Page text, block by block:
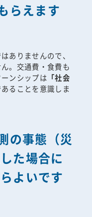
らえます
ありませんので、
。交通費・食費も
ンシップは 「社会
あることを意識しま
の事態（災
た場合に
よいです